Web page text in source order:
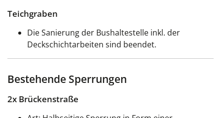
Teichgraben
Die Sanierung der Bushaltestelle inkl. der
Deckschichtarbeiten sind beendet.
Bestehende Sperrungen
2x Brückenstraße